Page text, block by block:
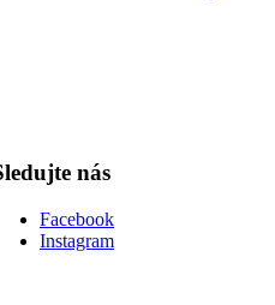
nás
Facebook
Instagram